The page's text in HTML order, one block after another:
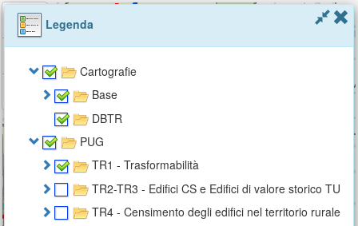
Legenda
Cartografie
Base
DBTR
PUG
TR1 - Trasformabilità
TR2-TR3 - Edifici CS e Edifici di valore storico TU
TR4 - Censimento degli edifici nel territorio rurale